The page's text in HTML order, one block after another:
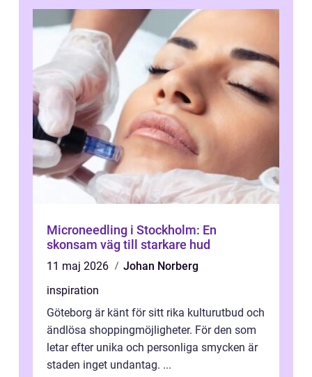
Microneedling i Stockholm: En
skonsam väg till starkare hud
11 maj 2026
Johan Norberg
inspiration
Göteborg är känt för sitt rika kulturutbud och
ändlösa shoppingmöjligheter. För den som
letar efter unika och personliga smycken är
staden inget undantag. ...